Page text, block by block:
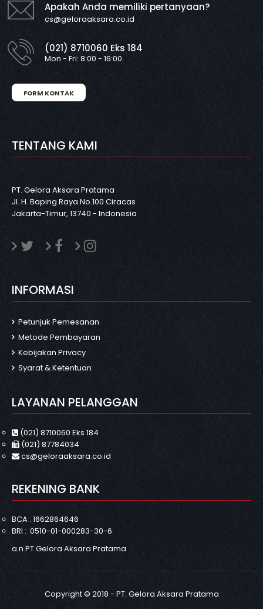
Apakah Anda memiliki pertanyaan?
cs@geloraaksara.co.id
(021) 8710060 Eks 184
Mon - Fri: 8:00 - 16:00
FORM KONTAK
TENTANG KAMI
PT. Gelora Aksara Pratama
Jl. H. Baping Raya No.100 Ciracas
Jakarta-Timur, 13740 - Indonesia
INFORMASI
Petunjuk Pemesanan
Metode Pembayaran
Kebijakan Privacy
Syarat & Ketentuan
LAYANAN PELANGGAN
(021) 8710060 Eks 184
(021) 87784034
cs@geloraaksara.co.id
REKENING BANK
BCA : 1662864646
BRI : 0510-01-000283-30-6
a.n PT.Gelora Aksara Pratama
Copyright © 2018 - PT. Gelora Aksara Pratama